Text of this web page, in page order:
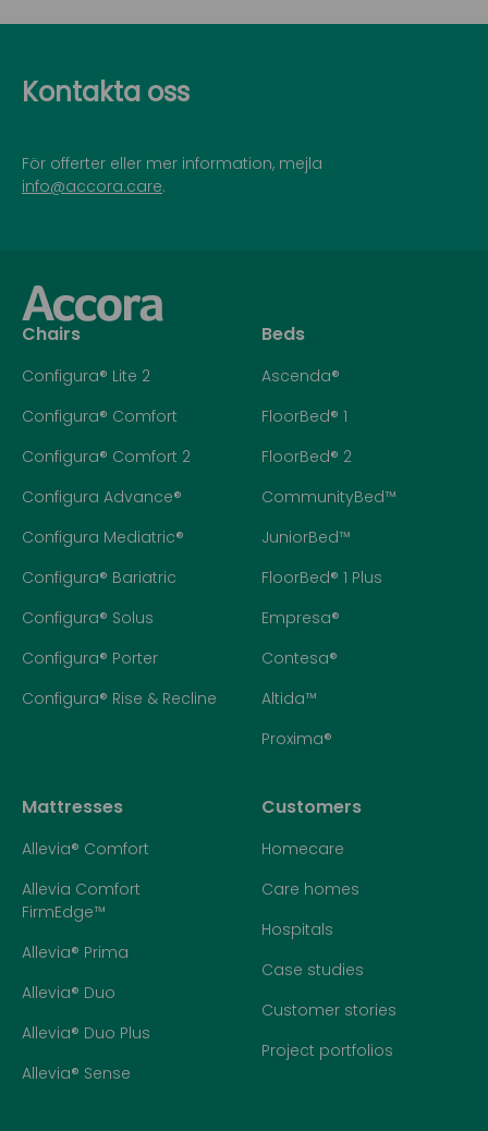
Kontakta oss
För offerter eller mer information, mejla
info@accora.care.
Chairs
Configura® Lite 2
Configura® Comfort
Configura® Comfort 2
Configura Advance®
Configura Mediatric®
Configura® Bariatric
Configura® Solus
Configura® Porter
Configura® Rise & Recline
Beds
Ascenda®
FloorBed® 1
FloorBed® 2
CommunityBed™
JuniorBed™
FloorBed® 1 Plus
Empresa®
Contesa®
Altida™
Proxima®
Mattresses
Allevia® Comfort
Allevia Comfort
FirmEdge™
Allevia® Prima
Allevia® Duo
Allevia® Duo Plus
Allevia® Sense
Customers
Homecare
Care homes
Hospitals
Case studies
Customer stories
Project portfolios